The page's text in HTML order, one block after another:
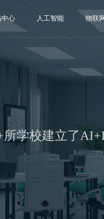
中心 人工智能 物联
所学校建立了